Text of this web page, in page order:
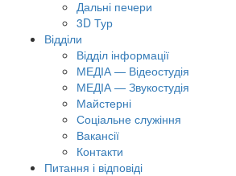
Дальні печери
3D Тур
Відділи
Відділ інформації
МЕДІА — Відеостудія
МЕДІА — Звукостудія
Майстерні
Соціальне служіння
Вакансії
Контакти
Питання і відповіді